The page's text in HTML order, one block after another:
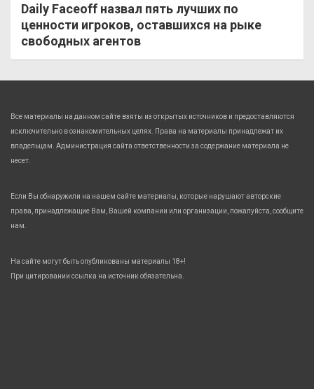
Daily Faceoff назвал пять лучших по
ценности игроков, оставшихся на рыке
свободных агентов
Все материалы на данном сайте взяты из открытых источников и предоставляются
исключительно в ознакомительных целях. Права на материалы принадлежат их
владельцам. Администрация сайта ответственности за содержание материала не
несет.
Если Вы обнаружили на нашем сайте материалы, которые нарушают авторские
права, принадлежащие Вам, Вашей компании или организации, пожалуйста, сообщите
нам.
На сайте могут быть опубликованы материалы 18+!
При цитировании ссылка на источник обязательна.